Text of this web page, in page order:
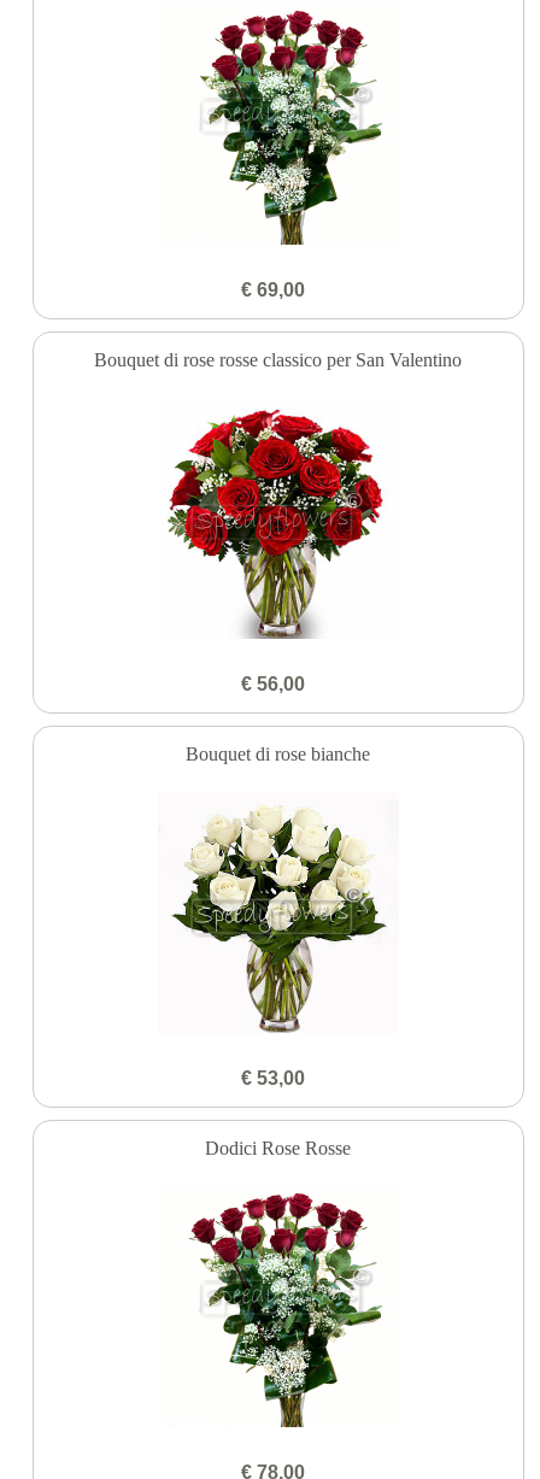
€ 69,00
Bouquet di rose rosse classico per San Valentino
€ 56,00
Bouquet di rose bianche
€ 53,00
Dodici Rose Rosse
€ 78,00